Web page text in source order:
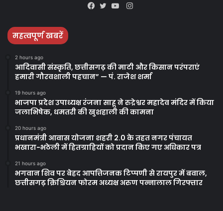
Instagram
महत्वपूर्ण खबरें
2 hours ago
आदिवासी संस्कृति, छत्तीसगढ़ की माटी और किसान परंपराएं
हमारी गौरवशाली पहचान” — पं. राजेश शर्मा
19 hours ago
भाजपा प्रदेश उपाध्यक्ष रंजना साहू ने रुद्रेश्वर महादेव मंदिर में किया
जलाभिषेक, धमतरी की खुशहाली की कामना
20 hours ago
प्रधानमंत्री आवास योजना शहरी 2.0 के तहत नगर पंचायत
भखारा-भठेली में हितग्राहियों को प्रदान किए गए अधिकार पत्र
21 hours ago
भगवान शिव पर बेहद आपत्तिजनक टिप्पणी से रायपुर में बवाल,
छत्तीसगढ़ क्रिश्चियन फोरम अध्यक्ष अरुण पन्नालाल गिरफ्तार